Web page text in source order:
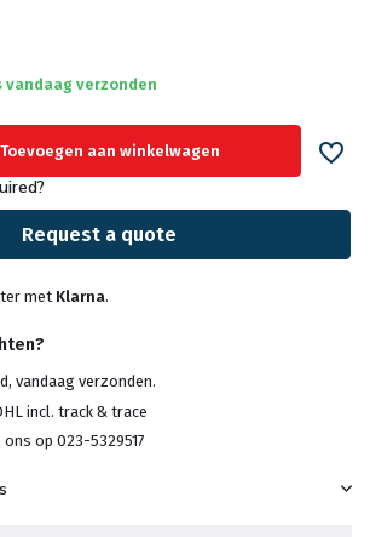
vandaag verzonden
Toevoegen aan winkelwagen
Request a quote
met Klarna.
vandaag verzonden.
incl. track & trace
op 023-5329517